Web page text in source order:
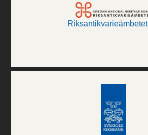
Riksantikvarieämbetet